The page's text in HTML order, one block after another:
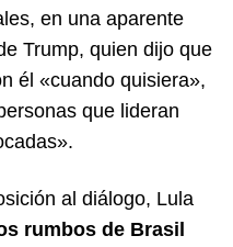
en una aparente
Trump, quien dijo que
él «cuando quisiera»,
que lideran
al diálogo, Lula
rumbos de Brasil